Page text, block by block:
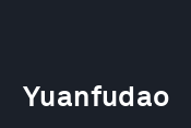
Yuanfudao